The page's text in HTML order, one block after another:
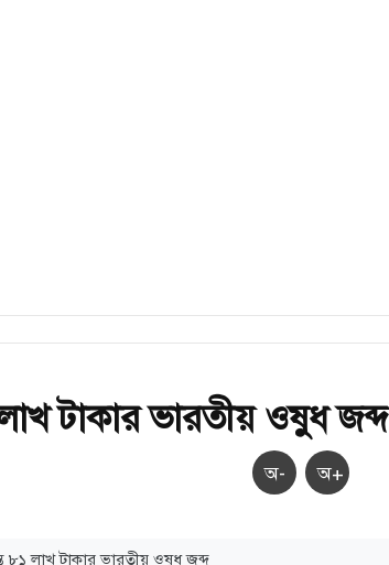
টাকার ভারতীয় ওষুধ জব্দ
অ- অ+